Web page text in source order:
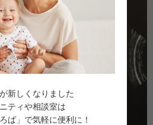
新しくなりました
ティや相談室は
ば」で気軽に便利に！